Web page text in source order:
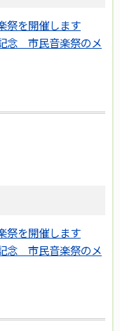
祭を開催します
念 市民音楽祭のメ
祭を開催します
念 市民音楽祭のメ